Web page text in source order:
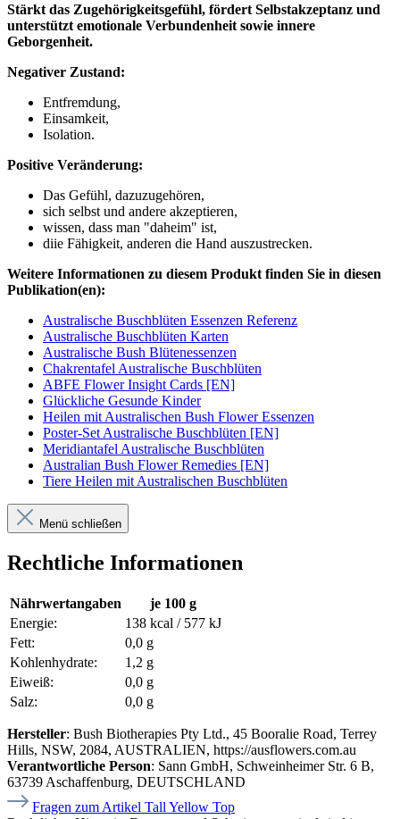
Stärkt das Zugehörigkeitsgefühl, fördert Selbstakzeptanz und
unterstützt emotionale Verbundenheit sowie innere
Geborgenheit.
Negativer Zustand:
Entfremdung,
Einsamkeit,
Isolation.
Positive Veränderung:
Das Gefühl, dazuzugehören,
sich selbst und andere akzeptieren,
wissen, dass man "daheim" ist,
diie Fähigkeit, anderen die Hand auszustrecken.
Weitere Informationen zu diesem Produkt finden Sie in diesen
Publikation(en):
Australische Buschblüten Essenzen Referenz
Australische Buschblüten Karten
Australische Bush Blütenessenzen
Chakrentafel Australische Buschblüten
ABFE Flower Insight Cards [EN]
Glückliche Gesunde Kinder
Heilen mit Australischen Bush Flower Essenzen
Poster-Set Australische Buschblüten [EN]
Meridiantafel Australische Buschblüten
Australian Bush Flower Remedies [EN]
Tiere Heilen mit Australischen Buschblüten
Menü schließen
Rechtliche Informationen
Nährwertangaben
je 100 g
Energie:
138 kcal / 577 kJ
Fett:
0,0 g
Kohlenhydrate:
1,2 g
Eiweiß:
0,0 g
Salz:
0,0 g
Hersteller: Bush Biotherapies Pty Ltd., 45 Booralie Road, Terrey
Hills, NSW, 2084, AUSTRALIEN, https://ausflowers.com.au
Verantwortliche Person: Sann GmbH, Schweinheimer Str. 6 B,
63739 Aschaffenburg, DEUTSCHLAND
Fragen zum Artikel Tall Yellow Top